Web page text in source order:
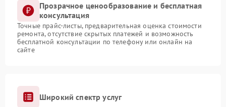
Прозрачное ценообразование и бесплатная
консультация
Точные прайс-листы, предварительная оценка стоимости
ремонта, отсутствие скрытых платежей и возможность
бесплатной консультации по телефону или онлайн на
сайте
Широкий спектр услуг